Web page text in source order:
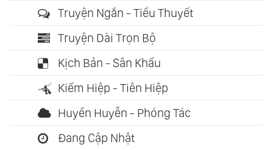
Truyện Ngắn - Tiểu Thuyết
Truyện Dài Trọn Bộ
Kịch Bản - Sân Khấu
Kiếm Hiệp - Tiên Hiệp
Huyền Huyễn - Phóng Tác
Đang Cập Nhật